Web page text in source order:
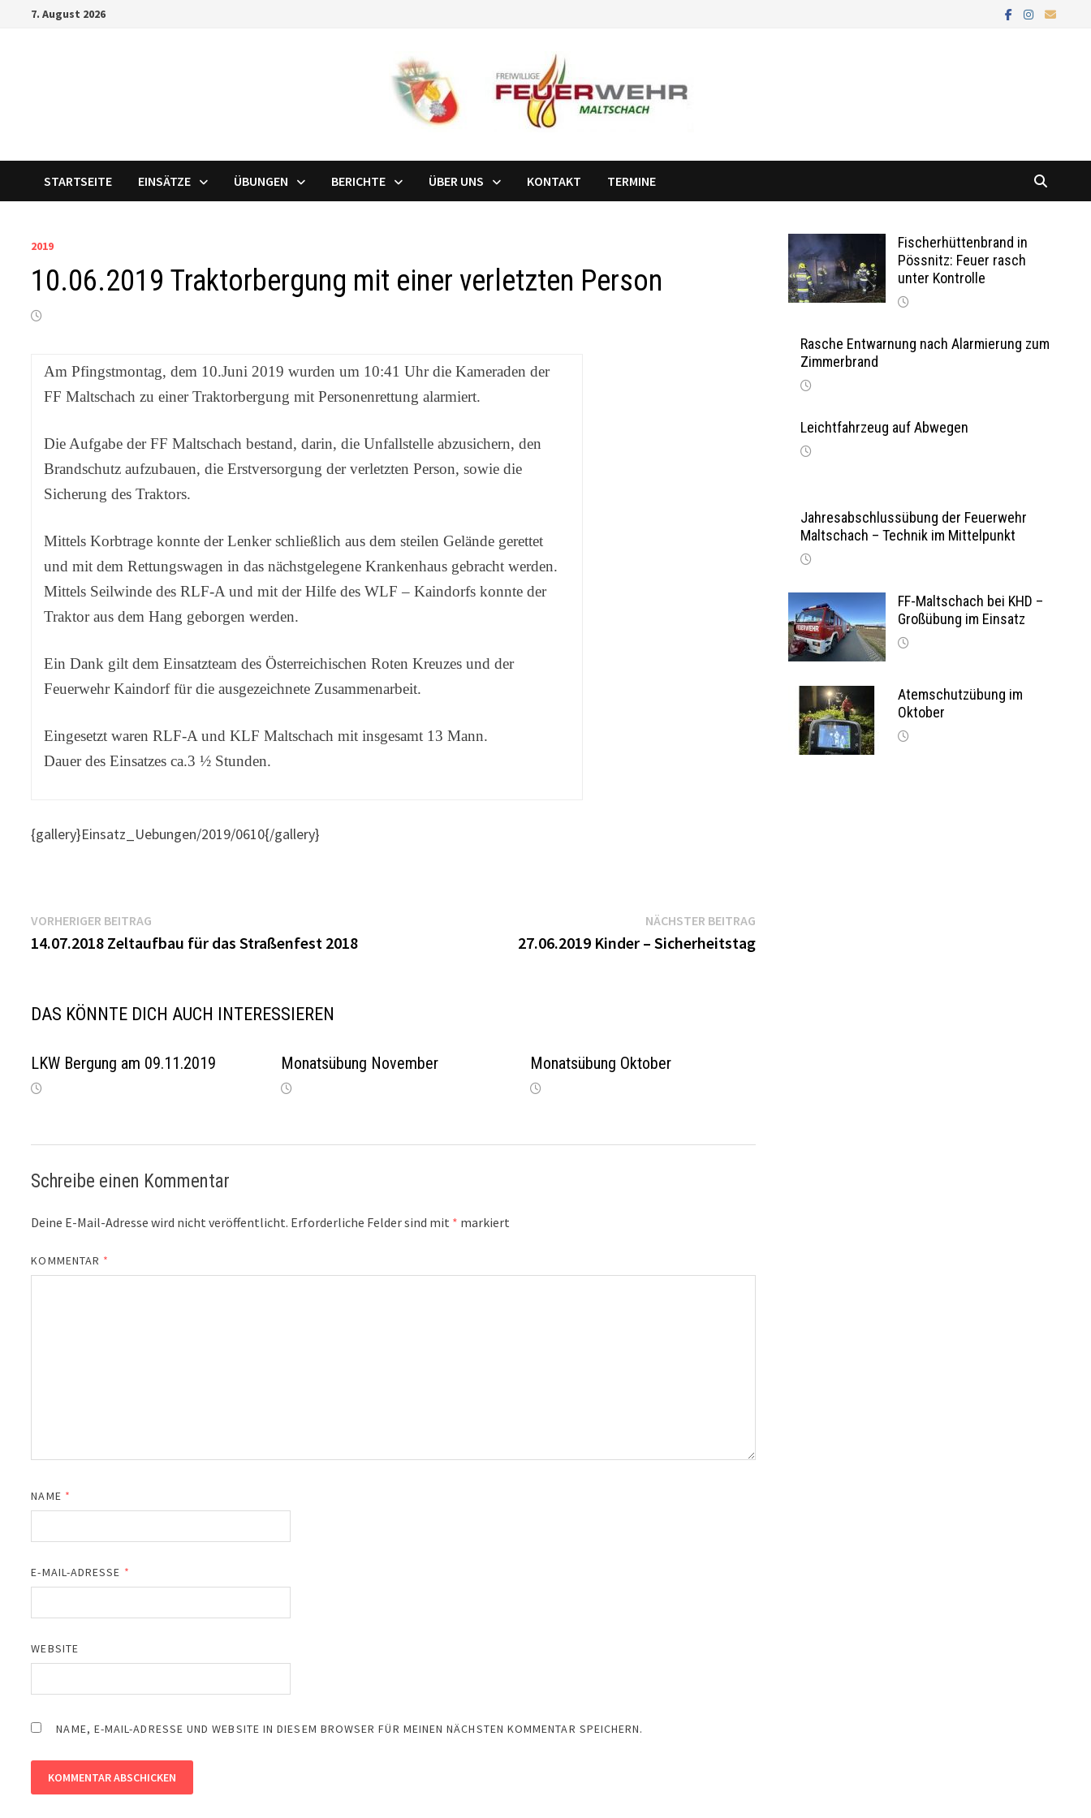
7. August 2026
STARTSEITE EINSÄTZE ÜBUNGEN BERICHTE ÜBER UNS KONTAKT TERMINE
2019
10.06.2019 Traktorbergung mit einer verletzten Person
Am Pfingstmontag, dem 10.Juni 2019 wurden um 10:41 Uhr die Kameraden der
FF Maltschach zu einer Traktorbergung mit Personenrettung alarmiert.
Die Aufgabe der FF Maltschach bestand, darin, die Unfallstelle abzusichern, den
Brandschutz aufzubauen, die Erstversorgung der verletzten Person, sowie die
Sicherung des Traktors.
Mittels Korbtrage konnte der Lenker schließlich aus dem steilen Gelände gerettet
und mit dem Rettungswagen in das nächstgelegene Krankenhaus gebracht werden.
Mittels Seilwinde des RLF-A und mit der Hilfe des WLF – Kaindorfs konnte der
Traktor aus dem Hang geborgen werden.
Ein Dank gilt dem Einsatzteam des Österreichischen Roten Kreuzes und der
Feuerwehr Kaindorf für die ausgezeichnete Zusammenarbeit.
Eingesetzt waren RLF-A und KLF Maltschach mit insgesamt 13 Mann.
Dauer des Einsatzes ca.3 ½ Stunden.
{gallery}Einsatz_Uebungen/2019/0610{/gallery}
Beitragsnavigation
VORHERIGER BEITRAG
Beitrag:
14.07.2018 Zeltaufbau für das Straßenfest 2018
NÄCHSTER BEITRAGNächster
Beitrag:
27.06.2019 Kinder – Sicherheitstag
DAS KÖNNTE DICH AUCH INTERESSIEREN
LKW Bergung am 09.11.2019 Monatsübung November Monatsübung Oktober
Schreibe einen Kommentar
Deine E-Mail-Adresse wird nicht veröffentlicht. Erforderliche Felder sind mit * markiert
KOMMENTAR *
NAME *
E-MAIL-ADRESSE *
WEBSITE
NAME, E-MAIL-ADRESSE UND WEBSITE IN DIESEM BROWSER FÜR MEINEN NÄCHSTEN KOMMENTAR SPEICHERN.
Fischerhüttenbrand in
Pössnitz: Feuer rasch
unter Kontrolle
Rasche Entwarnung nach Alarmierung zum
Zimmerbrand
Leichtfahrzeug auf Abwegen
Jahresabschlussübung der Feuerwehr
Maltschach – Technik im Mittelpunkt
FF-Maltschach bei KHD –
Großübung im Einsatz
Atemschutzübung im
Oktober